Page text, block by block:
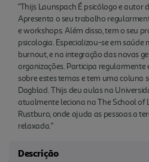
"Thijs Launspach É psicólogo e autor
Apresenta o seu trabalho
e workshops. Além disso, tem o seu
psicologia. Especializou-se em saúde
burnout, e na integração das novas
organizações. Participa regularmente
sobre estes temas e tem uma coluna
Dagblad. Thijs deu aulas na
atualmente leciona na The School of
Rustburo, onde ajuda as pessoas a
relaxada."
Descrição